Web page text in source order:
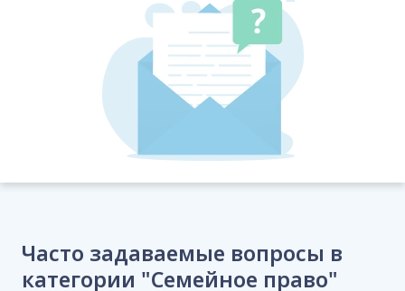
Часто задаваемые вопросы в
категории "Семейное право"